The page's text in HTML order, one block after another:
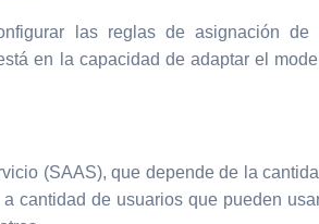
las reglas de asignación
en la capacidad de adaptar el
(SAAS), que depende de la
cantidad de usuarios que pueden